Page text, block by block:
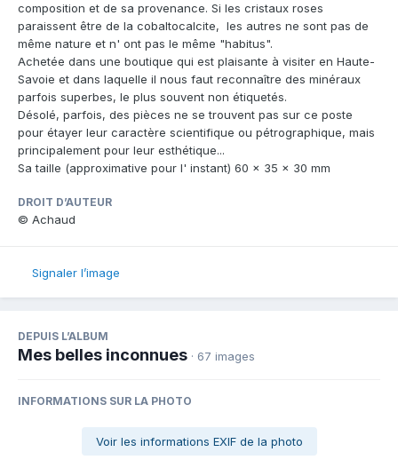
composition et de sa provenance. Si les cristaux roses
paraissent être de la cobaltocalcite, les autres ne sont pas de
même nature et n' ont pas le même "habitus".
Achetée dans une boutique qui est plaisante à visiter en Haute-
Savoie et dans laquelle il nous faut reconnaître des minéraux
parfois superbes, le plus souvent non étiquetés.
Désolé, parfois, des pièces ne se trouvent pas sur ce poste
pour étayer leur caractère scientifique ou pétrographique, mais
principalement pour leur esthétique...
Sa taille (approximative pour l' instant) 60 x 35 x 30 mm
DROIT D’AUTEUR
© Achaud
Signaler l’image
DEPUIS L’ALBUM
Mes belles inconnues · 67 images
INFORMATIONS SUR LA PHOTO
Voir les informations EXIF de la photo